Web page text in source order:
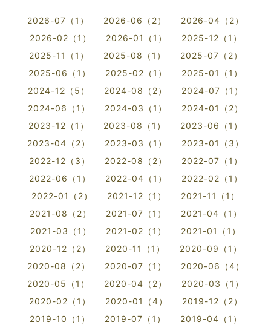
2026-07（1） 2026-06（2）
2026-04（2）
2026-02（1）
2026-01（1）
2025-12（1）
2025-11（1）
2025-08（1）
2025-07（2）
2025-06（1）
2025-02（1）
2025-01（1）
2024-12（5）
2024-08（2）
2024-07（1）
2024-06（1）
2024-03（1）
2024-01（2）
2023-12（1）
2023-08（1）
2023-06（1）
2023-04（2）
2023-03（1）
2023-01（3）
2022-12（3）
2022-08（2）
2022-07（1）
2022-06（1）
2022-04（1）
2022-02（1）
2022-01（2）
2021-12（1）
2021-11（1）
2021-08（2）
2021-07（1）
2021-04（1）
2021-03（1）
2021-02（1）
2021-01（1）
2020-12（2）
2020-11（1）
2020-09（1）
2020-08（2）
2020-07（1）
2020-06（4）
2020-05（1）
2020-04（2）
2020-03（1）
2020-02（1）
2020-01（4）
2019-12（2）
2019-10（1）
2019-07（1）
2019-04（1）